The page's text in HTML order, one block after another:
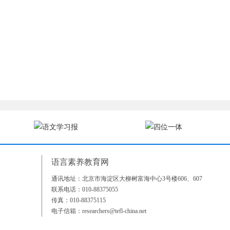
语言素养教育网
通讯地址：北京市海淀区大柳树富海中心3号楼606、607
联系电话：010-88375055
传真：010-88375115
电子信箱：researchers@tefl-china.net